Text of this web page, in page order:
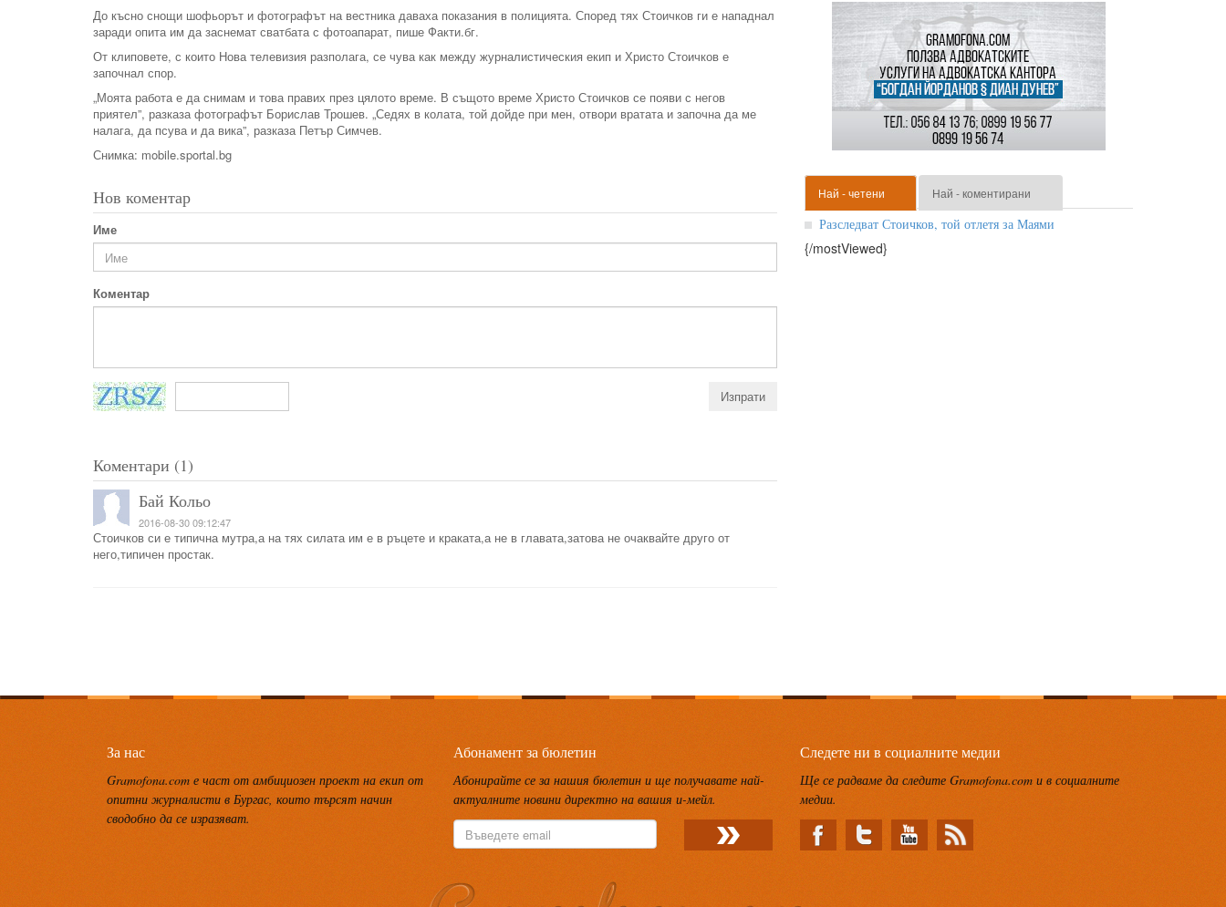
До късно снощи шофьорът и фотографът на вестника даваха показания в полицията. Според тях Стоичков ги е нападнал
заради опита им да заснемат сватбата с фотоапарат, пише Факти.бг.
От клиповете, с които Нова телевизия разполага, се чува как между журналистическия екип и Христо Стоичков е
започнал спор.
„Моята работа е да снимам и това правих през цялото време. В същото време Христо Стоичков се появи с негов
приятел”, разказа фотографът Борислав Трошев. „Седях в колата, той дойде при мен, отвори вратата и започна да ме
налага, да псува и да вика”, разказа Петър Симчев.
Снимка: mobile.sportal.bg
Нов коментар
Име
Коментар
Коментари (1)
Бай Кольо
2016-08-30 09:12:47
Стоичков си е типична мутра,а на тях силата им е в ръцете и краката,а не в главата,затова не очаквайте друго от
него,типичен простак.
Най - четени Най - коментирани
Разследват Стоичков, той отлетя за Маями
{/mostViewed}
За нас
Gramofona.com е част от амбициозен проект на екип от
опитни журналисти в Бургас, които търсят начин
сводобно да се изразяват.
Абонамент за бюлетин
Абонирайте се за нашия бюлетин и ще получавате най-
актуалните новини директно на вашия и-мейл.
Следете ни в социалните медии
Ще се радваме да следите Gramofona.com и в социалните
медии.